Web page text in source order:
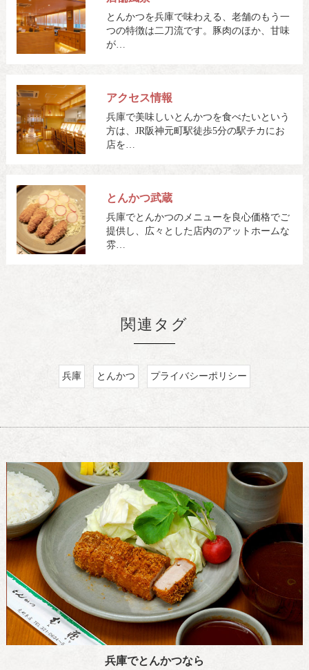
とんかつを兵庫で味わえる、老舗のもう一
つの特徴は二刀流です。豚肉のほか、甘味
が…
アクセス情報
兵庫で美味しいとんかつを食べたいという
方は、JR阪神元町駅徒歩5分の駅チカにお
店を…
とんかつ武蔵
兵庫でとんかつのメニューを良心価格でご
提供し、広々とした店内のアットホームな
雰…
関連タグ
兵庫 とんかつ プライバシーポリシー
兵庫でとんかつなら